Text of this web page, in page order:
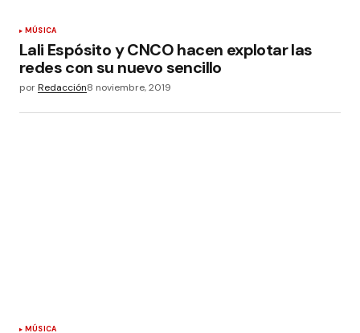
MÚSICA
Lali Espósito y CNCO hacen explotar las
redes con su nuevo sencillo
porRedacción8 noviembre, 2019
MÚSICA